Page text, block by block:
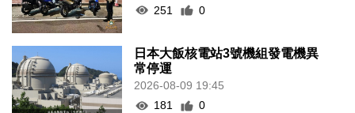
251
0
日本大飯核電站3號機組發電機異
常停運
2026-08-09 19:45
181
0